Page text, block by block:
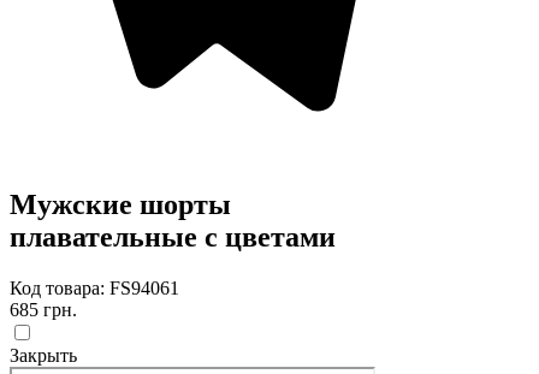
Мужские шорты
плавательные с цветами
Код товара: FS94061
685 грн.
Закрыть